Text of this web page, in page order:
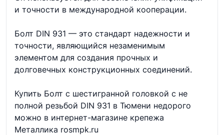
и точности в международной кооперации.
Болт DIN 931 — это стандарт надежности и
точности, являющийся незаменимым
элементом для создания прочных и
долговечных конструкционных соединений.
Купить Болт с шестигранной головкой с не
полной резьбой DIN 931 в Тюмени недорого
можно в интернет-магазине крепежа
Металлика rosmpk.ru